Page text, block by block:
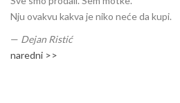
Nju ovakvu kakva je niko neće da kupi.
— Dejan Ristić
naredni >>